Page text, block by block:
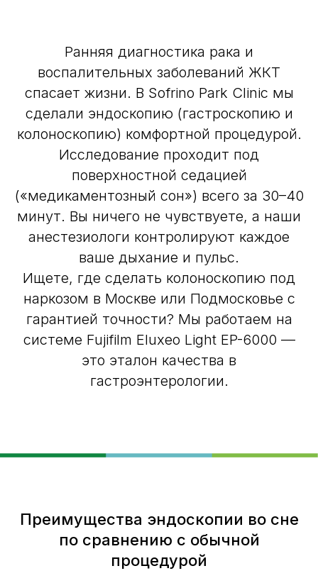
Ранняя диагностика рака и
воспалительных заболеваний ЖКТ
спасает жизни. В Sofrino Park Clinic мы
сделали эндоскопию (гастроскопию и
колоноскопию) комфортной процедурой.
Исследование проходит под
поверхностной седацией
(«медикаментозный сон») всего за 30–40
минут. Вы ничего не чувствуете, а наши
анестезиологи контролируют каждое
ваше дыхание и пульс.
Ищете, где сделать колоноскопию под
наркозом в Москве или Подмосковье с
гарантией точности? Мы работаем на
системе Fujifilm Eluxeo Light EP-6000 —
это эталон качества в
гастроэнтерологии.
Преимущества эндоскопии во сне
по сравнению с обычной
процедурой